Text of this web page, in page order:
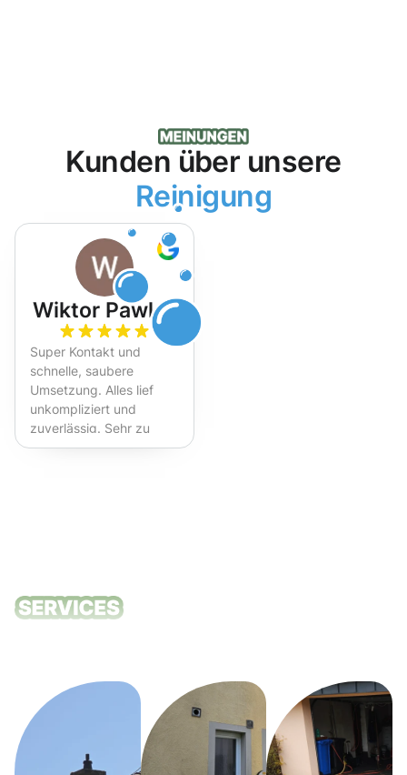
Kunden über unsere
Reinigung
Wiktor Pawlak
Super Kontakt und
schnelle, saubere
Umsetzung. Alles lief
unkompliziert und
zuverlässig. Sehr zu
empfehlen!